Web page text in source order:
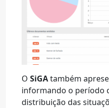
O SiGAtambém
informando o período
distribuição das